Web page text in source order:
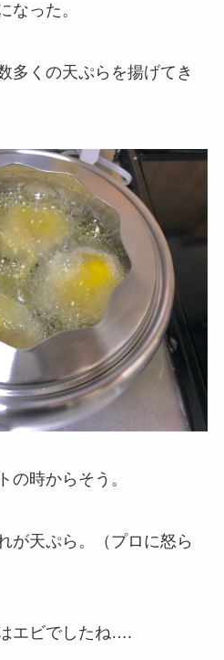
なった。
多くの天ぷらを揚げてき
の時からそう。
が天ぷら。（プロに怒ら
エビでしたね….